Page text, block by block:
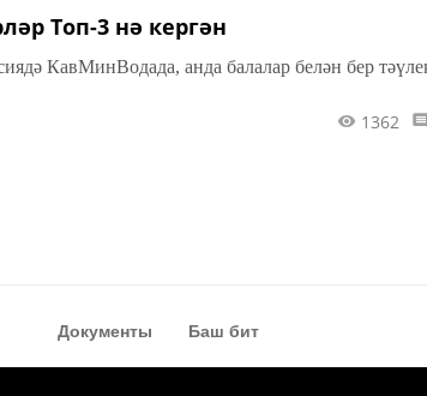
Топ-3 нә кергән
КавМинВодада, анда балалар белән бер
1362
Документы Баш бит